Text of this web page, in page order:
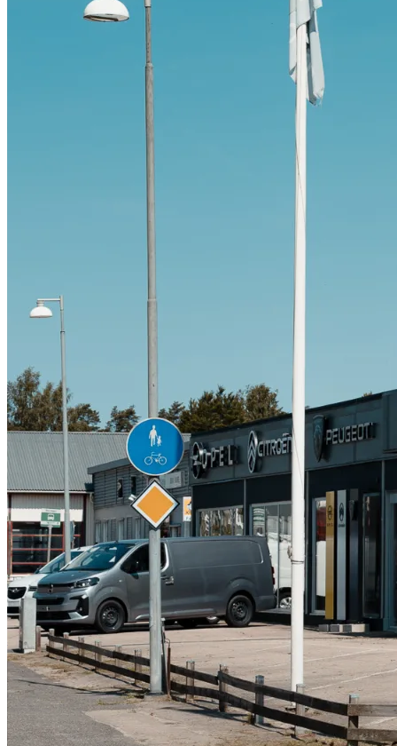
Serviceverkstad